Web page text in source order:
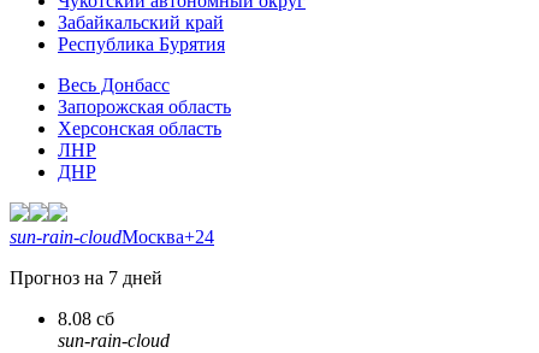
Забайкальский край
Республика Бурятия
Весь Донбасс
Запорожская область
Херсонская область
ЛНР
ДНР
sun-rain-cloudМосква+24
Прогноз на 7 дней
8.08 сб
sun-rain-cloud